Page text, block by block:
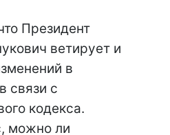
Президент
ветирует и
в
связи с
кодекса.
можно ли